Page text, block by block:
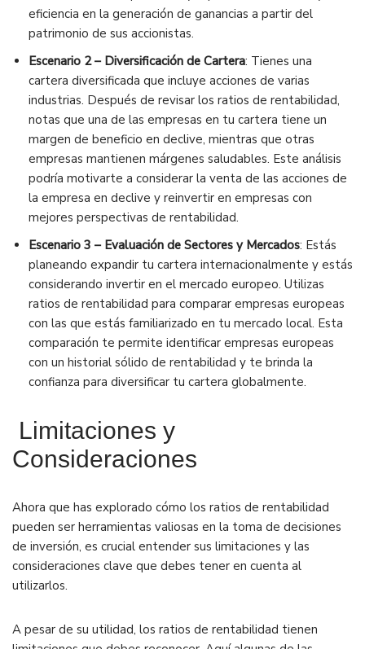
eficiencia en la generación de ganancias a partir del
patrimonio de sus accionistas.
Escenario 2 – Diversificación de Cartera: Tienes una
cartera diversificada que incluye acciones de varias
industrias. Después de revisar los ratios de rentabilidad,
notas que una de las empresas en tu cartera tiene un
margen de beneficio en declive, mientras que otras
empresas mantienen márgenes saludables. Este análisis
podría motivarte a considerar la venta de las acciones de
la empresa en declive y reinvertir en empresas con
mejores perspectivas de rentabilidad.
Escenario 3 – Evaluación de Sectores y Mercados: Estás
planeando expandir tu cartera internacionalmente y estás
considerando invertir en el mercado europeo. Utilizas
ratios de rentabilidad para comparar empresas europeas
con las que estás familiarizado en tu mercado local. Esta
comparación te permite identificar empresas europeas
con un historial sólido de rentabilidad y te brinda la
confianza para diversificar tu cartera globalmente.
Limitaciones y
Consideraciones
Ahora que has explorado cómo los ratios de rentabilidad
pueden ser herramientas valiosas en la toma de decisiones
de inversión, es crucial entender sus limitaciones y las
consideraciones clave que debes tener en cuenta al
utilizarlos.
A pesar de su utilidad, los ratios de rentabilidad tienen